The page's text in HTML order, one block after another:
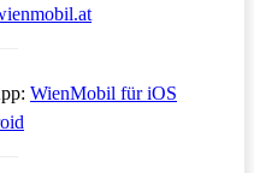
Öffnet in einem
WienMobil für iOS